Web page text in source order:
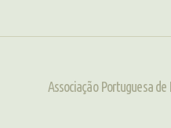
Associação Portuguesa